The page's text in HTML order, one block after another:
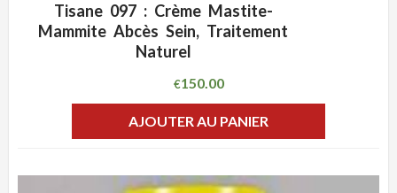
ADD WISHLIST
Tisane 097 : Crème Mastite-
Mammite Abcès Sein, Traitement
Naturel
€150.00
AJOUTER AU PANIER